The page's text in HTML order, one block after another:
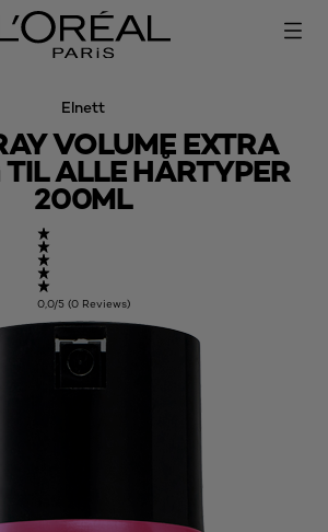
Elnett
VOLUME EXTRA
ALLE HÅRTYPER
200ML
0,0/5 (0 Reviews)